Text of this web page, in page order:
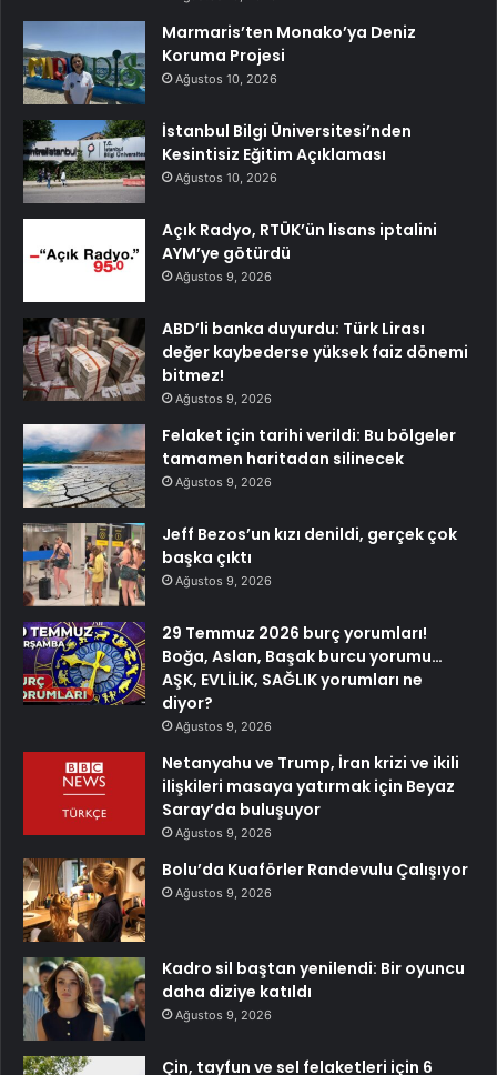
Marmaris’ten Monako’ya Deniz
Koruma Projesi
Ağustos 10, 2026
İstanbul Bilgi Üniversitesi’nden
Kesintisiz Eğitim Açıklaması
Ağustos 10, 2026
Açık Radyo, RTÜK’ün lisans iptalini
AYM’ye götürdü
Ağustos 9, 2026
ABD’li banka duyurdu: Türk Lirası
değer kaybederse yüksek faiz dönemi
bitmez!
Ağustos 9, 2026
Felaket için tarihi verildi: Bu bölgeler
tamamen haritadan silinecek
Ağustos 9, 2026
Jeff Bezos’un kızı denildi, gerçek çok
başka çıktı
Ağustos 9, 2026
29 Temmuz 2026 burç yorumları!
Boğa, Aslan, Başak burcu yorumu…
AŞK, EVLİLİK, SAĞLIK yorumları ne
diyor?
Ağustos 9, 2026
Netanyahu ve Trump, İran krizi ve ikili
ilişkileri masaya yatırmak için Beyaz
Saray’da buluşuyor
Ağustos 9, 2026
Bolu’da Kuaförler Randevulu Çalışıyor
Ağustos 9, 2026
Kadro sil baştan yenilendi: Bir oyuncu
daha diziye katıldı
Ağustos 9, 2026
Çin, tayfun ve sel felaketleri için 6